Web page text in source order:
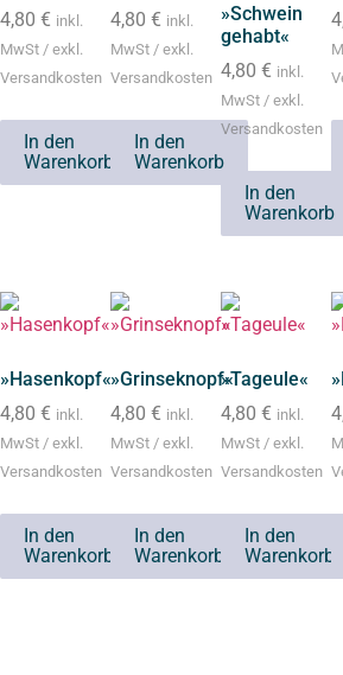
4,80 € inkl.
MwSt / exkl.
Versandkosten
In den
Warenkorb
4,80 € inkl.
MwSt / exkl.
Versandkosten
In den
Warenkorb
»Schwein
gehabt«
4,80 € inkl.
MwSt / exkl.
Versandkosten
In den
Warenkorb
»Hasenkopf«
4,80 € inkl.
MwSt / exkl.
Versandkosten
In den
Warenkorb
»Grinseknopf«
4,80 € inkl.
MwSt / exkl.
Versandkosten
In den
Warenkorb
»Tageule«
4,80 € inkl.
MwSt / exkl.
Versandkosten
In den
Warenkorb